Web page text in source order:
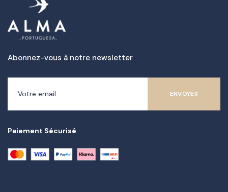
Abonnez-vous à notre newsletter
Paiement Sécurisé